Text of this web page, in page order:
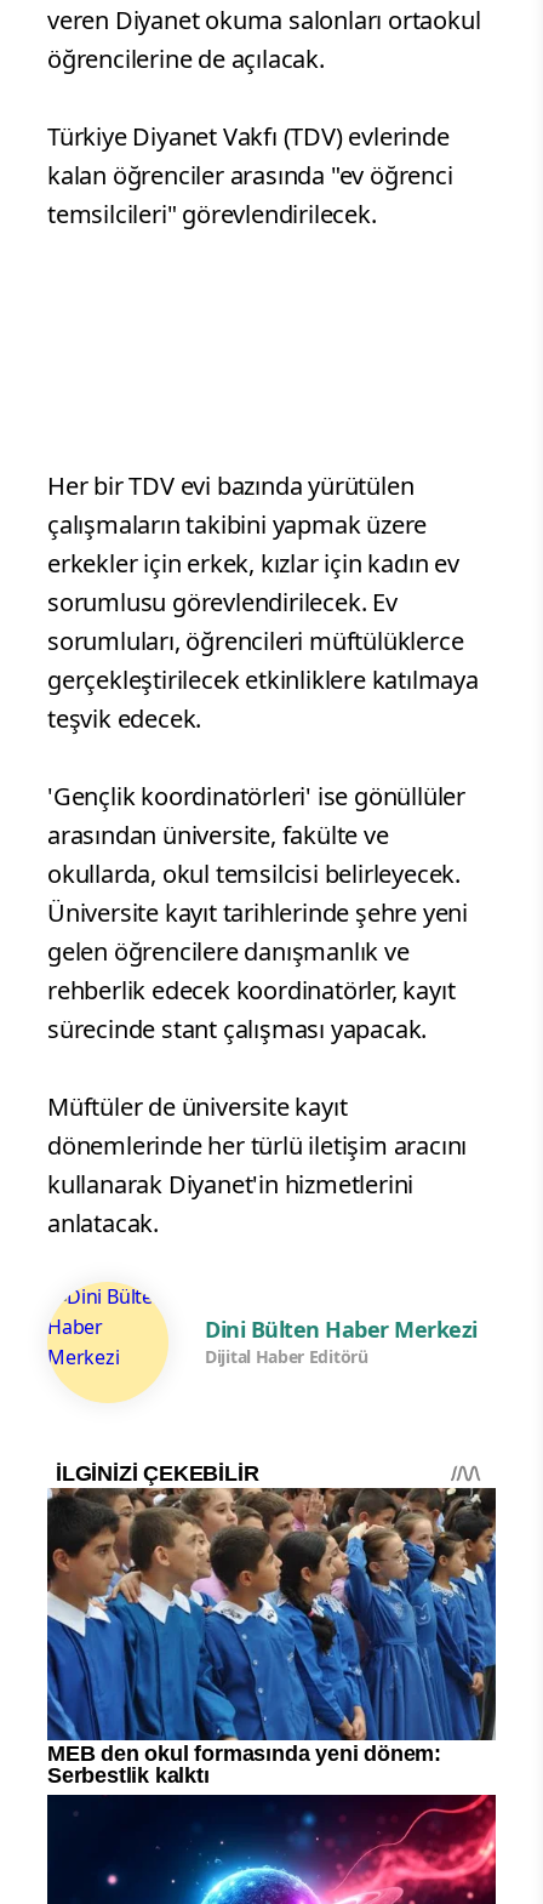
veren Diyanet okuma salonları ortaokul
öğrencilerine de açılacak.
Türkiye Diyanet Vakfı (TDV) evlerinde
kalan öğrenciler arasında "ev öğrenci
temsilcileri" görevlendirilecek.
Her bir TDV evi bazında yürütülen
çalışmaların takibini yapmak üzere
erkekler için erkek, kızlar için kadın ev
sorumlusu görevlendirilecek. Ev
sorumluları, öğrencileri müftülüklerce
gerçekleştirilecek etkinliklere katılmaya
teşvik edecek.
'Gençlik koordinatörleri' ise gönüllüler
arasından üniversite, fakülte ve
okullarda, okul temsilcisi belirleyecek.
Üniversite kayıt tarihlerinde şehre yeni
gelen öğrencilere danışmanlık ve
rehberlik edecek koordinatörler, kayıt
sürecinde stant çalışması yapacak.
Müftüler de üniversite kayıt
dönemlerinde her türlü iletişim aracını
kullanarak Diyanet'in hizmetlerini
anlatacak.
Dini Bülten Haber Merkezi
Dijital Haber Editörü